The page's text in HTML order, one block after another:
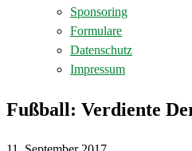
Sponsoring
Formulare
Datenschutz
Impressum
Fußball: Verdiente